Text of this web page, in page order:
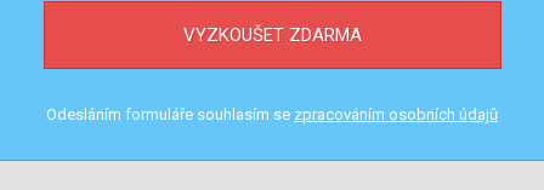
VYZKOUŠET ZDARMA
Odesláním formuláře souhlasím se zpracováním osobních údajů